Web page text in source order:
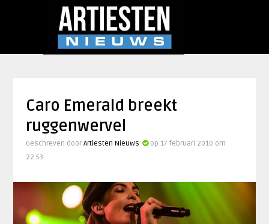
Caro Emerald breekt
ruggenwervel
Geschreven door Artiesten Nieuws
op 17 februari 2010 om
22:53